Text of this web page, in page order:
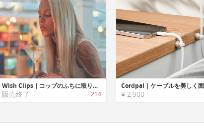
Wish Clips｜コップのふちに取り付けるパーティーに最適なキャンドルホルダー「ウィッシュクリップ」
販売終了 +214 ¥ 2,900